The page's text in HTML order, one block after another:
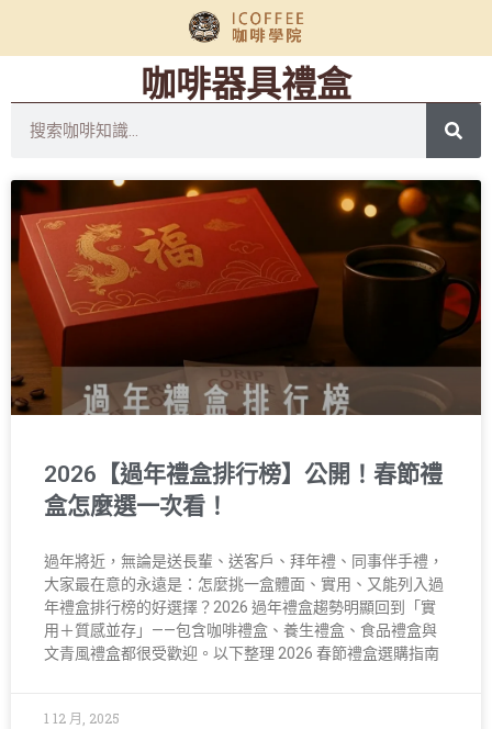
咖啡器具禮盒
2026【過年禮盒排行榜】公開！春節禮
盒怎麼選一次看！
過年將近，無論是送長輩、送客戶、拜年禮、同事伴手禮，
大家最在意的永遠是：怎麼挑一盒體面、實用、又能列入過
年禮盒排行榜的好選擇？2026 過年禮盒趨勢明顯回到「實
用＋質感並存」——包含咖啡禮盒、養生禮盒、食品禮盒與
文青風禮盒都很受歡迎。以下整理 2026 春節禮盒選購指南
1 12 月, 2025